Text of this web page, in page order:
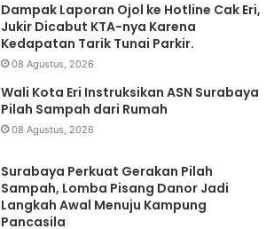
Dampak Laporan Ojol ke Hotline Cak Eri,
Jukir Dicabut KTA-nya Karena
Kedapatan Tarik Tunai Parkir.
08 Agustus, 2026
Wali Kota Eri Instruksikan ASN Surabaya
Pilah Sampah dari Rumah
08 Agustus, 2026
Surabaya Perkuat Gerakan Pilah
Sampah, Lomba Pisang Danor Jadi
Langkah Awal Menuju Kampung
Pancasila